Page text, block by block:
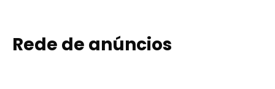
Rede de anúncios